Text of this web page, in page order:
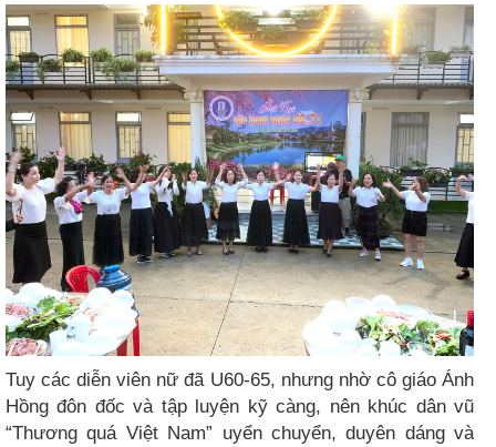
Tuy các diễn viên nữ đã U60-65, nhưng nhờ cô giáo Ánh
Hồng đôn đốc và tập luyện kỹ càng, nên khúc dân vũ
“Thương quá Việt Nam” uyển chuyển, duyên dáng và